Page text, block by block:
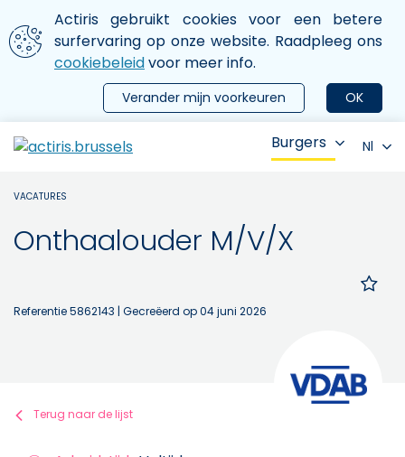
Aller au contenu principal
We gebruiken cookies
Actiris gebruikt cookies voor een betere
surfervaring op onze website. Raadpleeg ons
cookiebeleidvoor meer info.
OK
Verander mijn voorkeuren
le menu
Burgers Nl
VACATURES
Onthaalouder M/V/X
Referentie 5862143 | Gecreëerd op 04 juni 2026
Terug naar de lijst